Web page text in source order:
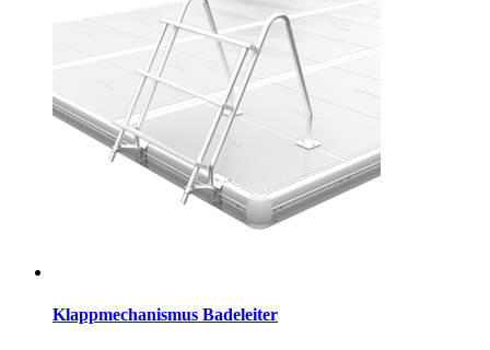
Klappmechanismus Badeleiter